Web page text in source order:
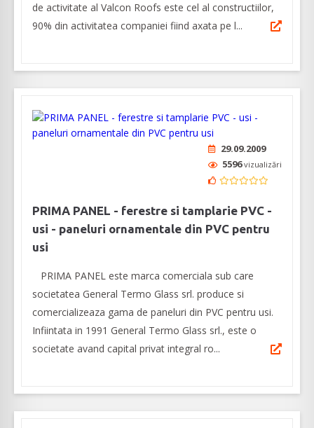
de activitate al Valcon Roofs este cel al constructiilor,
90% din activitatea companiei fiind axata pe l...
29.09.2009
5596vizualizări
PRIMA PANEL - ferestre si tamplarie PVC -
usi - paneluri ornamentale din PVC pentru
usi
PRIMA PANEL este marca comerciala sub care
societatea General Termo Glass srl. produce si
comercializeaza gama de paneluri din PVC pentru usi.
Infiintata in 1991 General Termo Glass srl., este o
societate avand capital privat integral ro...